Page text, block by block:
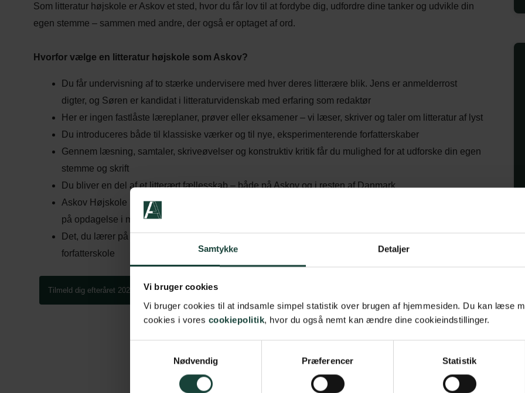
Samtykke Detaljer
Vi bruger cookies
Vi bruger cookies til at indsamle simpel statistik over brugen af hjemmesiden. Du kan læse
cookies i vores cookiepolitik, hvor du også nemt kan ændre dine cookieindstillinger.
Nødvendig
Præferencer Statistik
Som litteratur højskole er Askov et sted, hvor du får lov til at fordybe dig, udfordre dine tanker og udvikle din
egen stemme – sammen med andre, der også er optaget af ord.
Hvorfor vælge en litteratur højskole som Askov?
Du får undervisning af to stærke undervisere med hver deres litterære blik. Jens er anmelderrost
digter, og Søren er kandidat i litteraturvidenskab med erfaring som redaktør
Her er ingen fastlåste læreplaner, prøver eller eksamener – vi læser, skriver og taler om litteratur af lyst
Du introduceres både til klassiske værker og til nye, eksperimenterende forfatterskaber
Gennem læsning, samtaler, skriveøvelser og konstruktiv kritik får du mulighed for at udforske din egen
stemme og skrift
Du bliver en del af et litterært fællesskab – både på Askov og i resten af Danmark
Askov Højskole har et bibliotek med en af Danmarks største private bogsamlinger, hvor du frit kan gå
på opdagelse i mere end 50.000 værker
Det, du lærer på Askov, kan du tage med dig videre på universitetet, et skrivekursus eller en
forfatterskole
Tilmeld dig efteråret 2026 Tilmeld dig foråret 2027